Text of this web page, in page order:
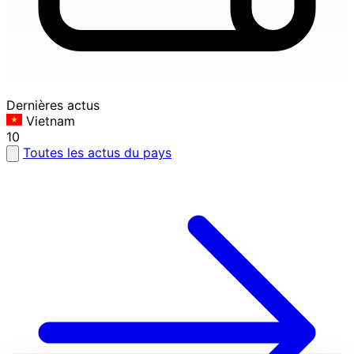
Dernières actus
Vietnam
10
Toutes les actus du pays